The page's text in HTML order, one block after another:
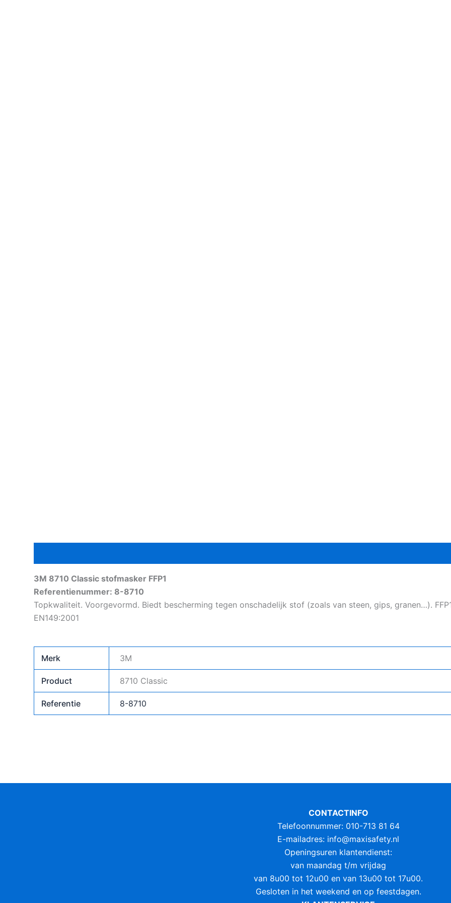
3M 8710 Classic stofmasker FFP1
Referentienummer: 8-8710
Topkwaliteit. Voorgevormd. Biedt bescherming tegen onschadelijk stof (zoals van steen, gips, granen…).
EN149:2001
Merk 3M
Product 8710 Classic
Referentie 8-8710
CONTACTINFO
Telefoonnummer: 010-713 81 64
E-mailadres: info@maxisafety.nl
Openingsuren klantendienst:
van maandag t/m vrijdag
van 8u00 tot 12u00 en van 13u00 tot 17u00.
Gesloten in het weekend en op feestdagen.